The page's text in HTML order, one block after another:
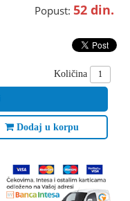
Popust: 52 din.
Količina
Dodaj u korpu